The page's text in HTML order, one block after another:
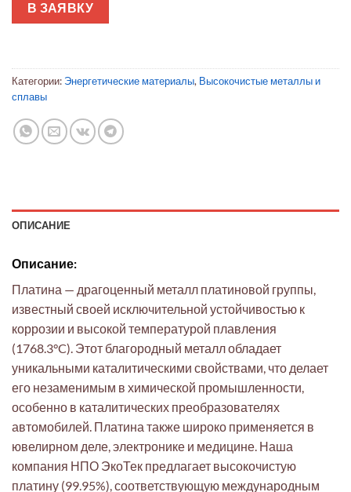
В ЗАЯВКУ
Категории: Энергетические материалы, Высокочистые металлы и
сплавы
ОПИСАНИЕ
Описание:
Платина — драгоценный металл платиновой группы,
известный своей исключительной устойчивостью к
коррозии и высокой температурой плавления
(1768.3°C). Этот благородный металл обладает
уникальными каталитическими свойствами, что делает
его незаменимым в химической промышленности,
особенно в каталитических преобразователях
автомобилей. Платина также широко применяется в
ювелирном деле, электронике и медицине. Наша
компания НПО ЭкоТек предлагает высокочистую
платину (99.95%), соответствующую международным